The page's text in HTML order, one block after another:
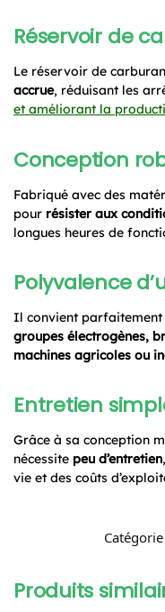
Réservoir de
Le réservoir de
accrue, réduisant les
et améliorant la
Conception
Fabriqué avec des
pour résister aux
longues heures de
Polyvalence
Il convient parfaitement
groupes électrogènes,
machines agricoles ou
Entretien
Grâce à sa conception
nécessite peu d’entretien
vie et des coûts
Produits